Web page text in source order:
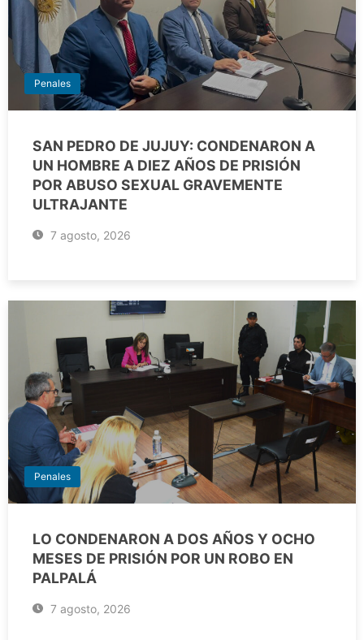
Penales
SAN PEDRO DE JUJUY: CONDENARON A
UN HOMBRE A DIEZ AÑOS DE PRISIÓN
POR ABUSO SEXUAL GRAVEMENTE
ULTRAJANTE
7 agosto, 2026
Penales
LO CONDENARON A DOS AÑOS Y OCHO
MESES DE PRISIÓN POR UN ROBO EN
PALPALÁ
7 agosto, 2026